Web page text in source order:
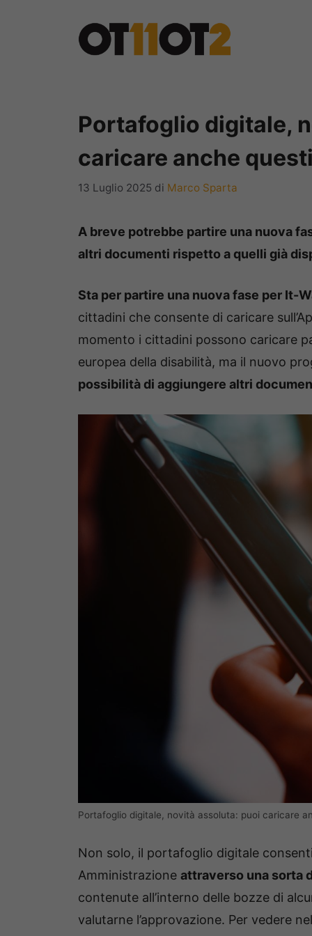
Portafoglio digitale,
caricare anche
13 Luglio 2025 di Marco Sparta
A breve potrebbe partire una nuova
altri documenti rispetto a quelli già
Sta per partire una nuova fase per It-
cittadini che consente di caricare
momento i cittadini possono caricare
europea della disabilità, ma il nuovo
possibilità di aggiungere altri
Portafoglio digitale, novità assoluta: puoi caricare
Non solo, il portafoglio digitale
Amministrazione attraverso una sorta
contenute all’interno delle bozze di
valutarne l’approvazione. Per vedere